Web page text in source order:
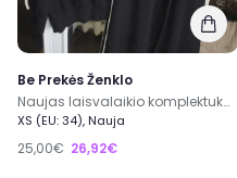
Be Prekės Ženklo
Naujas laisvalaikio komplektukas
XS (EU: 34), Nauja
25,00€ 26,92€